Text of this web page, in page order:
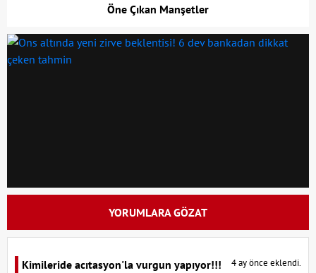
Öne Çıkan Manşetler
YORUMLARA GÖZAT
Kimileride acıtasyon'la vurgun yapıyor!!! 4 ay önce eklendi.